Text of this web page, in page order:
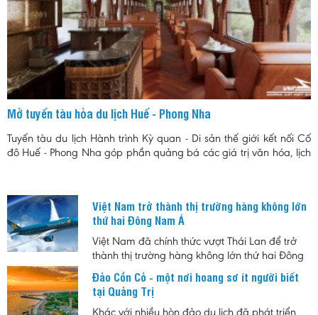
Mở tuyến tàu hỏa du lịch Huế - Phong Nha
Tuyến tàu du lịch Hành trình Kỳ quan - Di sản thế giới kết nối Cố
đô Huế - Phong Nha góp phần quảng bá các giá trị văn hóa, lịch
Việt Nam trở thành thị trường hàng không lớn
thứ hai Đông Nam Á
Việt Nam đã chính thức vượt Thái Lan để trở
thành thị trường hàng không lớn thứ hai Đông
Nam Á, đánh dấu bước tiến quan trọng của
ngành hàng không trong bối cảnh nhu cầu đi
lại và du lịch tiếp tục tăng trưởng mạnh.
Đảo Cồn Cỏ - một nơi hoang sơ ít người biết
tại Quảng Trị
Khác với nhiều hòn đảo du lịch đã phát triển